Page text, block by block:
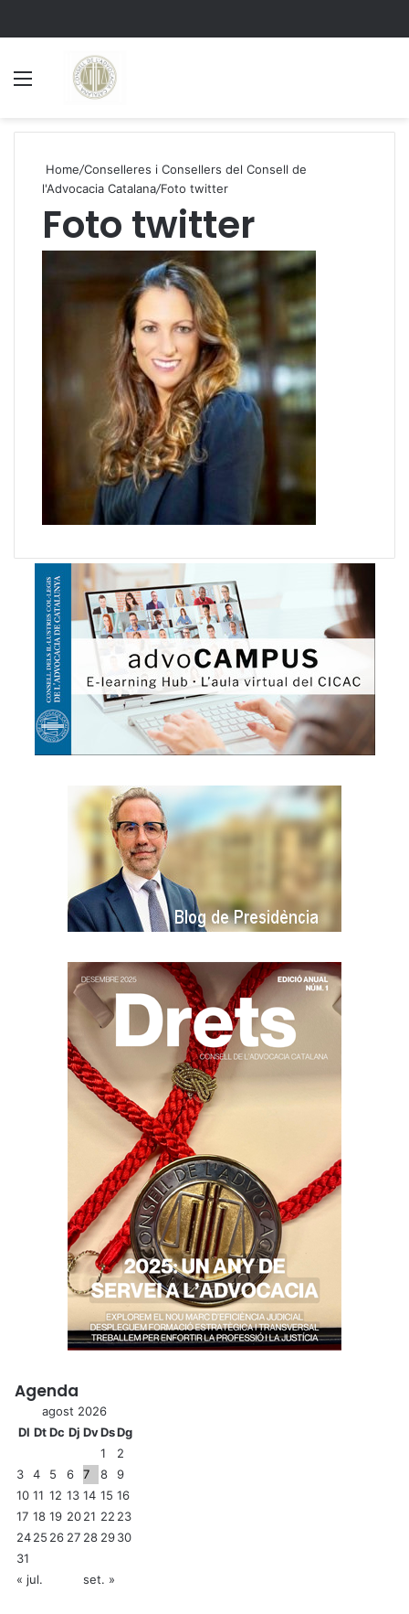
Home/Conselleres i Consellers del Consell de
l'Advocacia Catalana/Foto twitter
Foto twitter
Agenda
agost 2026
Dl DtDc Dj DvDsDg
1
2
3
4 5 6 7 8
9
10 11 12 13 14 15 16
17 18 19 2021 22 23
2425 26 27 28 2930
31
« jul.
set. »